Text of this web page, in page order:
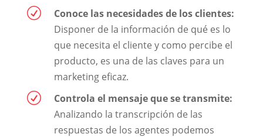
R
Conoce las necesidades de los clientes:
Disponer de la información de qué es lo
que necesita el cliente y como percibe el
producto, es una de las claves para un
marketing eficaz.
R
Controla el mensaje que se transmite:
Analizando la transcripción de las
respuestas de los agentes podemos